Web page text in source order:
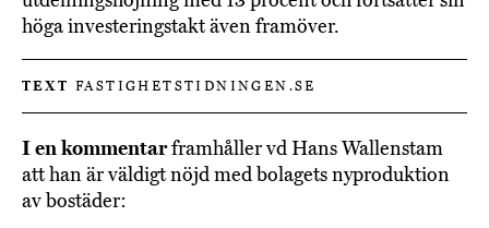
höga investeringstakt även framöver.
TEXT FASTIGHETSTIDNINGEN.SE
I en kommentarframhåller vd Hans Wallenstam
att han är väldigt nöjd med bolagets nyproduktion
av bostäder: